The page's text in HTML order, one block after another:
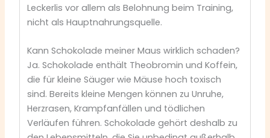
Leckerlis vor allem als Belohnung beim Training,
nicht als Hauptnahrungsquelle.
Kann Schokolade meiner Maus wirklich schaden?
Ja. Schokolade enthält Theobromin und Koffein,
die für kleine Säuger wie Mäuse hoch toxisch
sind. Bereits kleine Mengen können zu Unruhe,
Herzrasen, Krampfanfällen und tödlichen
Verläufen führen. Schokolade gehört deshalb zu